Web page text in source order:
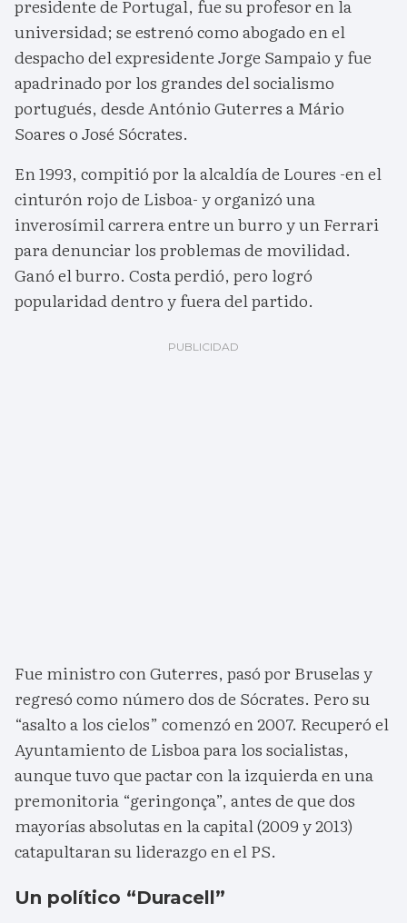
presidente de Portugal, fue su profesor en la
universidad; se estrenó como abogado en el
despacho del expresidente Jorge Sampaio y fue
apadrinado por los grandes del socialismo
portugués, desde António Guterres a Mário
Soares o José Sócrates.
En 1993, compitió por la alcaldía de Loures -en el
cinturón rojo de Lisboa- y organizó una
inverosímil carrera entre un burro y un Ferrari
para denunciar los problemas de movilidad.
Ganó el burro. Costa perdió, pero logró
popularidad dentro y fuera del partido.
Fue ministro con Guterres, pasó por Bruselas y
regresó como número dos de Sócrates. Pero su
“asalto a los cielos” comenzó en 2007. Recuperó el
Ayuntamiento de Lisboa para los socialistas,
aunque tuvo que pactar con la izquierda en una
premonitoria “geringonça”, antes de que dos
mayorías absolutas en la capital (2009 y 2013)
catapultaran su liderazgo en el PS.
Un político “Duracell”